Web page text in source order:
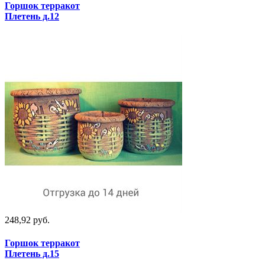
Горшок терракот
Плетень д.12
248,92 руб.
Горшок терракот
Плетень д.15